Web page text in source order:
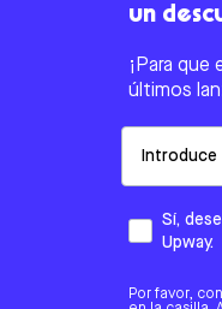
un
¡Para
últimos
Sí,
Upway.
Por favor,